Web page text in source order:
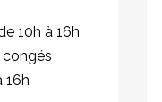
10h à 16h
16h